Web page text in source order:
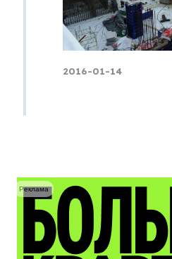
2016-01-14
Реклама